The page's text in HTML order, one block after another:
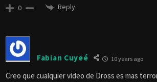
0 Reply
Fabian Cuyeé 10 years ago
Creo que cualquier video de Dross es mas